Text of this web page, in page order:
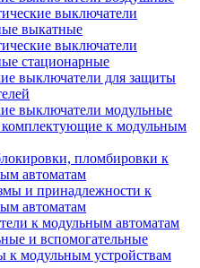
выключатели
выкатные
выключатели
стационарные
выключатели для защиты
выключатели модульные
комплектующие к модульным
пломбировки к
автоматам
и принадлежности к
автоматам
к модульным автоматам
и вспомогательные
к модульным устройствам